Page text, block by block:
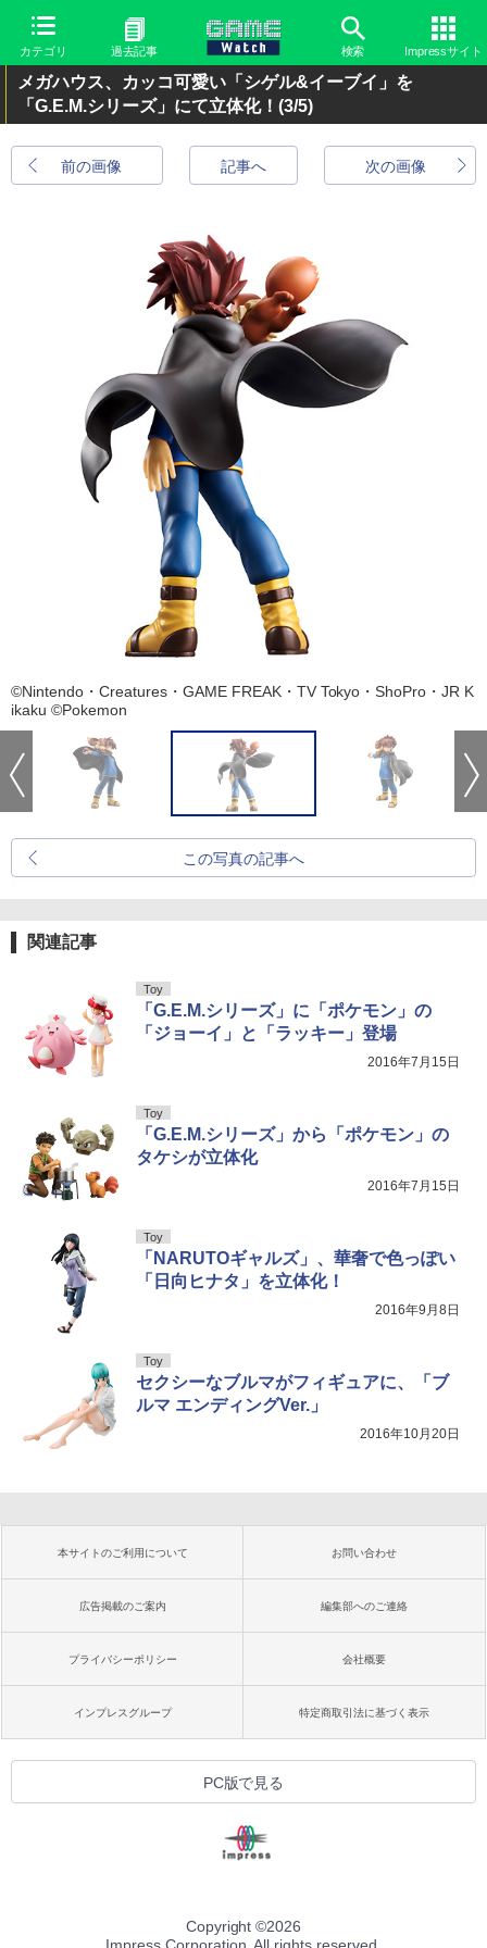
カテゴリ 過去記事 検索 Impressサイト
メガハウス、カッコ可愛い「シゲル&イーブイ」を
「G.E.M.シリーズ」にて立体化！ (3/5)
前の画像 次の画像
記事へ
©Nintendo・Creatures・GAME FREAK・TV Tokyo・ShoPro・JR K
ikaku ©Pokemon
この写真の記事へ
関連記事
Toy
「G.E.M.シリーズ」に「ポケモン」の
「ジョーイ」と「ラッキー」登場
2016年7月15日
Toy
「G.E.M.シリーズ」から「ポケモン」の
タケシが立体化
2016年7月15日
Toy
「NARUTOギャルズ」、華奢で色っぽい
「日向ヒナタ」を立体化！
2016年9月8日
Toy
セクシーなブルマがフィギュアに、「ブ
ルマ エンディングVer.」
2016年10月20日
本サイトのご利用について お問い合わせ
広告掲載のご案内 編集部へのご連絡
プライバシーポリシー 会社概要
インプレスグループ 特定商取引法に基づく表示
PC版で見る
Copyright ©2026